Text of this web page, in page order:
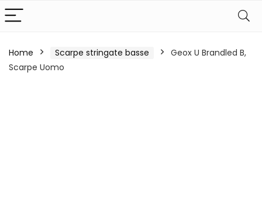
Home Scarpe stringate basse
Geox U Brandled B,
Scarpe Uomo